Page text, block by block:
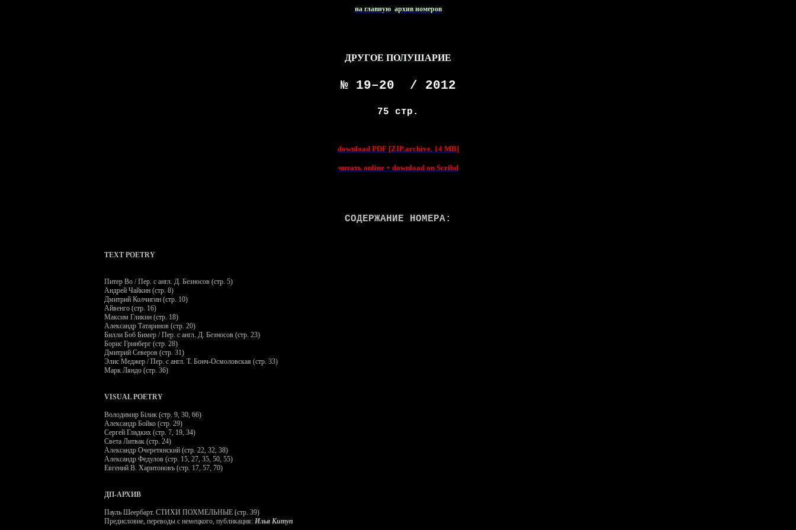
на главную архив номеров
ДРУГОЕ ПОЛУШАРИЕ
№ 19–20 / 2012
75 стр.
download PDF [ZIP.archive. 14 MB]
читать online + download on Scribd
СОДЕРЖАНИЕ НОМЕРА:
TEXT POETRY
Питер Во / Пер. с англ. Д. Безносов (стр. 5)
Андрей Чайкин (стр. 8)
Дмитрий Колчигин (стр. 10)
Айвенго (стр. 16)
Максим Гликин (стр. 18)
Александр Татаринов (стр. 20)
Билли Боб Бимер / Пер. с англ. Д. Безносов (стр. 23)
Борис Гринберг (стр. 28)
Дмитрий Северов (стр. 31)
Элис Меджер / Пер. с англ. Т. Бонч-Осмоловская (стр. 33)
Марк Ляндо (стр. 36)
VISUAL POETRY
Володимир Бiлик (стр. 9, 30, 66)
Александр Бойко (стр. 29)
Сергей Гладких (стр. 7, 19, 34)
Света Литвак (стр. 24)
Александр Очеретянский (стр. 22, 32, 38)
Александр Федулов (стр. 15, 27, 35, 50, 55)
Евгений В. Харитоновъ (стр. 17, 57, 70)
ДП-АРХИВ
Пауль Шеербарт. СТИХИ ПОХМЕЛЬНЫЕ (стр. 39)
Предисловие, переводы с немецкого, публикация: Илья Китуп